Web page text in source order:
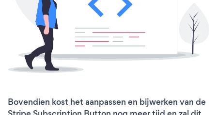
Bovendien kost het aanpassen en bijwerken van de